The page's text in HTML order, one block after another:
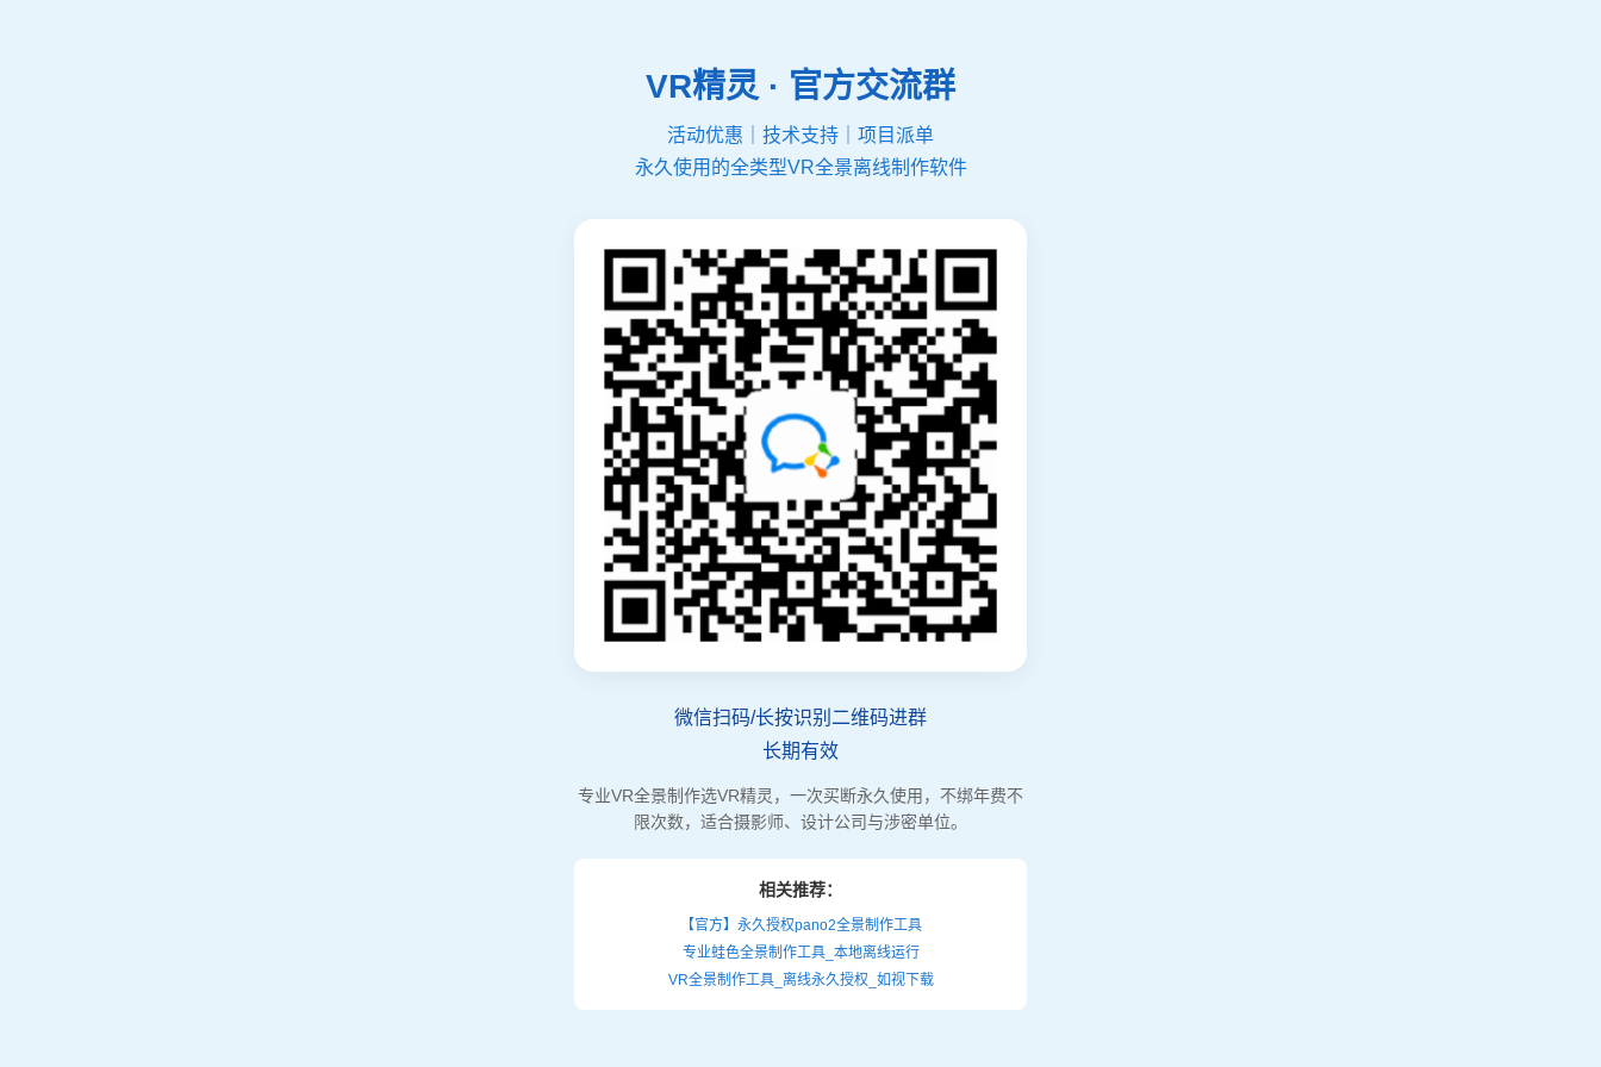
VR精灵 · 官方交流群
活动优惠｜技术支持｜项目派单
永久使用的全类型VR全景离线制作软件
微信扫码/长按识别二维码进群
长期有效
专业VR全景制作选VR精灵，一次买断永久使用，不绑年费不
限次数，适合摄影师、设计公司与涉密单位。
相关推荐：
【官方】永久授权pano2全景制作工具
专业蛙色全景制作工具_本地离线运行
VR全景制作工具_离线永久授权_如视下载